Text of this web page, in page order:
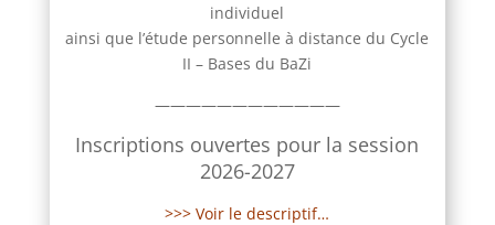
individuel
ainsi que l’étude personnelle à distance du Cycle
II – Bases du BaZi
————————————
Inscriptions ouvertes pour la session
2026-2027
>>> Voir le descriptif…